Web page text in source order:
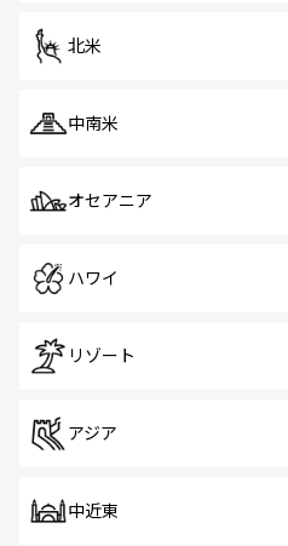
北米
中南米
オセアニア
ハワイ
リゾート
アジア
中近東